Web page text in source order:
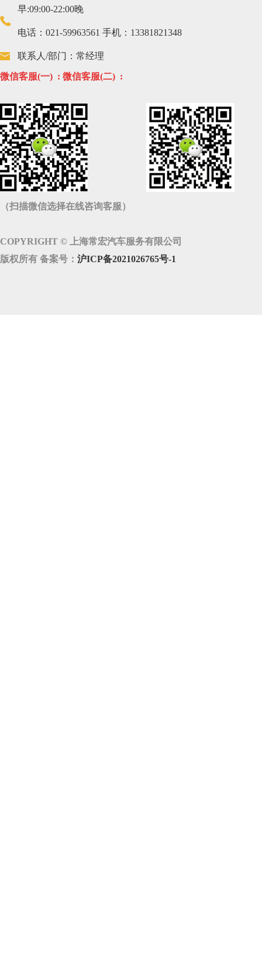
早:09:00-22:00晚
电话：021-59963561 手机：13381821348
联系人/部门：常经理
微信客服(一) : 微信客服(二) :
（扫描微信选择在线咨询客服）
COPYRIGHT © 上海常宏汽车服务有限公司
版权所有 备案号： 沪ICP备2021026765号-1